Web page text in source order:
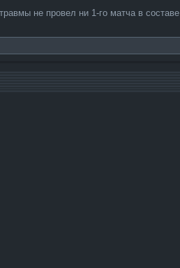
не провел ни 1-го матча в составе